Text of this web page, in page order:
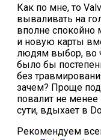
Как по мне, то
вываливать на
вполне спокойно
и новую карты
людям выбор, во
было бы
без
зачем? Проще
повалит не менее
сути, вдыхает в
Рекомендуем